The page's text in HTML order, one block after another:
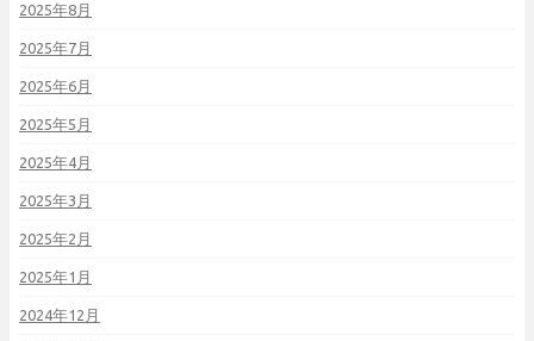
2025年8月
2025年7月
2025年6月
2025年5月
2025年4月
2025年3月
2025年2月
2025年1月
2024年12月